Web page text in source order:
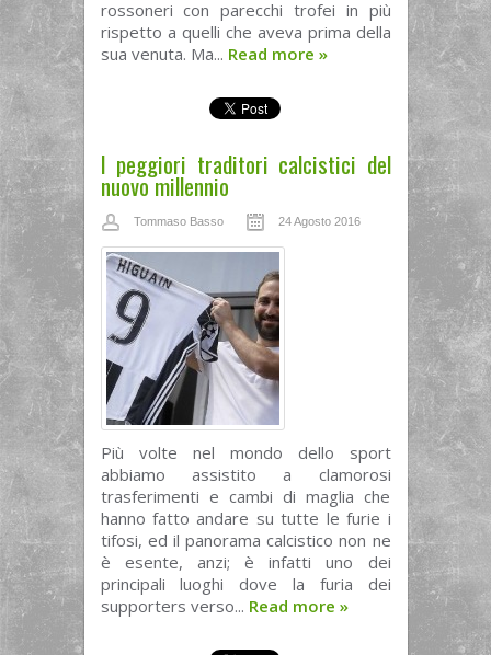
rossoneri con parecchi trofei in più
rispetto a quelli che aveva prima della
sua venuta. Ma... Read more »
I peggiori traditori calcistici del
nuovo millennio
Tommaso Basso 24 Agosto 2016
Più volte nel mondo dello sport
abbiamo assistito a clamorosi
trasferimenti e cambi di maglia che
hanno fatto andare su tutte le furie i
tifosi, ed il panorama calcistico non ne
è esente, anzi; è infatti uno dei
principali luoghi dove la furia dei
supporters verso... Read more »